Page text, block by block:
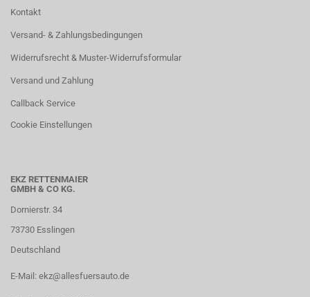
Kontakt
Versand- & Zahlungsbedingungen
Widerrufsrecht & Muster-Widerrufsformular
Versand und Zahlung
Callback Service
Cookie Einstellungen
EKZ RETTENMAIER
GMBH & CO KG.
Dornierstr. 34
73730 Esslingen
Deutschland
E-Mail: ekz@allesfuersauto.de